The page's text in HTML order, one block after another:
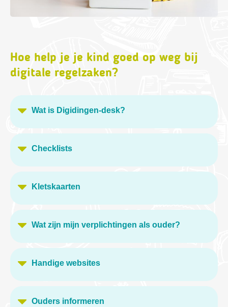
Hoe help je je kind goed op weg bij
digitale regelzaken?
Wat is Digidingen-desk?
Checklists
Kletskaarten
Wat zijn mijn verplichtingen als ouder?
Handige websites
Ouders informeren